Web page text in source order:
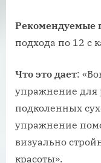
Рекомендуемые
подхода по 12 с
Что это дает:
упражнение для
подколенных
упражнение
визуально
красоты».